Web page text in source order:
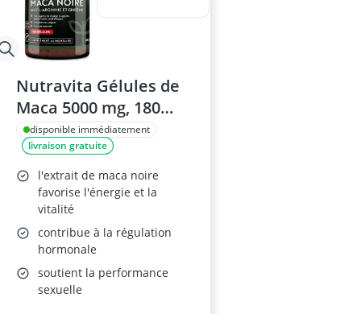
Nutravita Gélules de
Maca 5000 mg, 180
Capsules
disponible immédiatement
livraison gratuite
l'extrait de maca noire
favorise l'énergie et la
vitalité
contribue à la régulation
hormonale
soutient la performance
sexuelle